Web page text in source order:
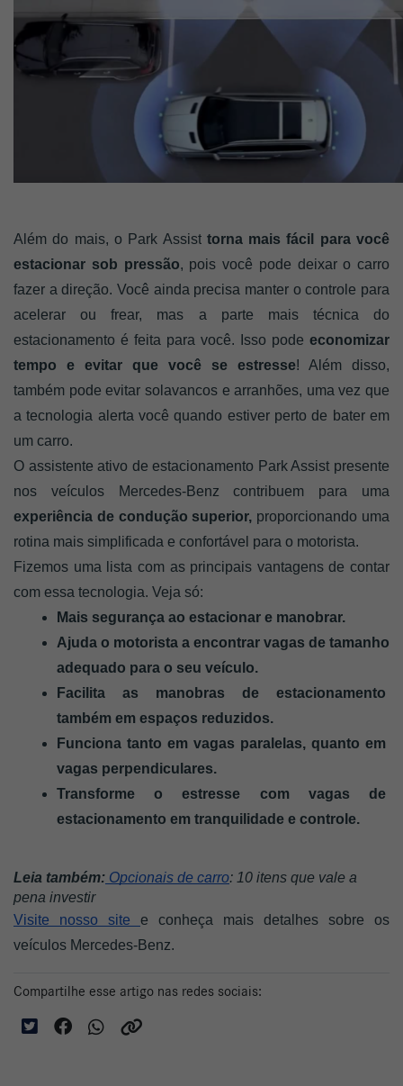
Além do mais, o Park Assist torna mais fácil para você
estacionar sob pressão, pois você pode deixar o carro
fazer a direção. Você ainda precisa manter o controle para
acelerar ou frear, mas a parte mais técnica do
estacionamento é feita para você. Isso pode economizar
tempo e evitar que você se estresse! Além disso,
também pode evitar solavancos e arranhões, uma vez que
a tecnologia alerta você quando estiver perto de bater em
um carro.
O assistente ativo de estacionamento Park Assist presente
experiência de condução superior, proporcionando uma
rotina mais simplificada e confortável para o motorista.
Fizemos uma lista com as principais vantagens de contar
com essa tecnologia. Veja só:
Mais segurança ao estacionar e manobrar.
Ajuda o motorista a encontrar vagas de tamanho
adequado para o seu veículo.
Facilita as manobras de estacionamento
também em espaços reduzidos.
Funciona tanto em vagas paralelas, quanto em
vagas perpendiculares.
Transforme o estresse com vagas de
estacionamento em tranquilidade e controle.
Leia também: Opcionais de carro: 10 itens que vale a
pena investir
Visite nosso site e conheça mais detalhes sobre os
veículos Mercedes-Benz.
Compartilhe esse artigo nas redes sociais: